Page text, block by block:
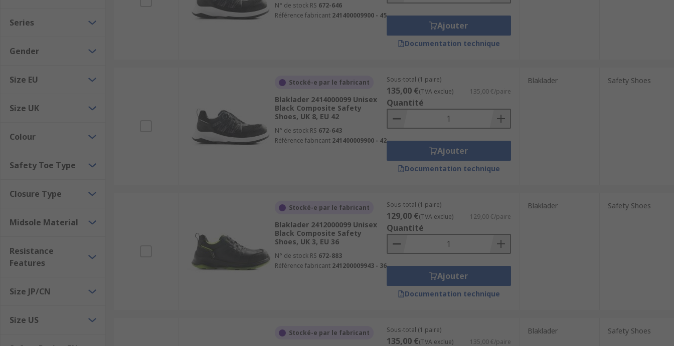
Series
Gender
Size EU
Size UK
Colour
Safety Toe Type
Closure Type
Midsole Material
Resistance
Features
Size JP/CN
Size US
N° de stock RS 672-646
Référence fabricant 241400009900 - 45
Ajouter
Documentation technique
Stocké-e par le fabricant
Blaklader 2414000099 Unisex
Black Composite Safety
Shoes, UK 8, EU 42
N° de stock RS 672-643
Référence fabricant 241400009900 - 42
Sous-total (1 paire)
135,00 €(TVA exclue) 135,00 €/paire
Quantité
Ajouter
Documentation technique
Blaklader Safety Shoes
Stocké-e par le fabricant
Blaklader 2412000099 Unisex
Black Composite Safety
Shoes, UK 3, EU 36
N° de stock RS 672-883
Référence fabricant 241200009943 - 36
Sous-total (1 paire)
129,00 €(TVA exclue) 129,00 €/paire
Quantité
Ajouter
Documentation technique
Blaklader Safety Shoes
Stocké-e par le fabricant Sous-total (1 paire)
135,00 €(TVA exclue) 135,00 €/paire
Blaklader Safety Shoes